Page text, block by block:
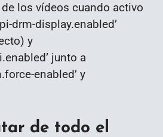
los vídeos cuando activo
drm-display.enabled’
y
junto a
enabled’ y
de todo el